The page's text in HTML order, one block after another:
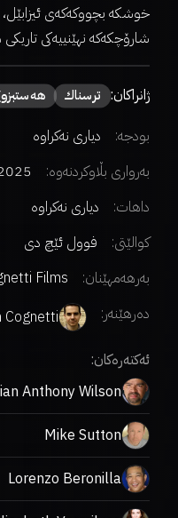
خوشکە بچووکەکەی ئیزابێل،
شارۆچکەکە نهێنییەکی
ژانراکان: ترسناك
بودجە:
دیاری نەکراوە
بەرواری بڵاوکردنەوە:
04-24
داهات:
دیاری نەکراوە
کوالێتی:
فوول ئێچ دی
بەرهەمهێنان:
Films
دەرهێنەر:
Cognetti
ئەکتەرەکان:
Anthony Wilson
Mike Sutton
Lorenzo Beronilla